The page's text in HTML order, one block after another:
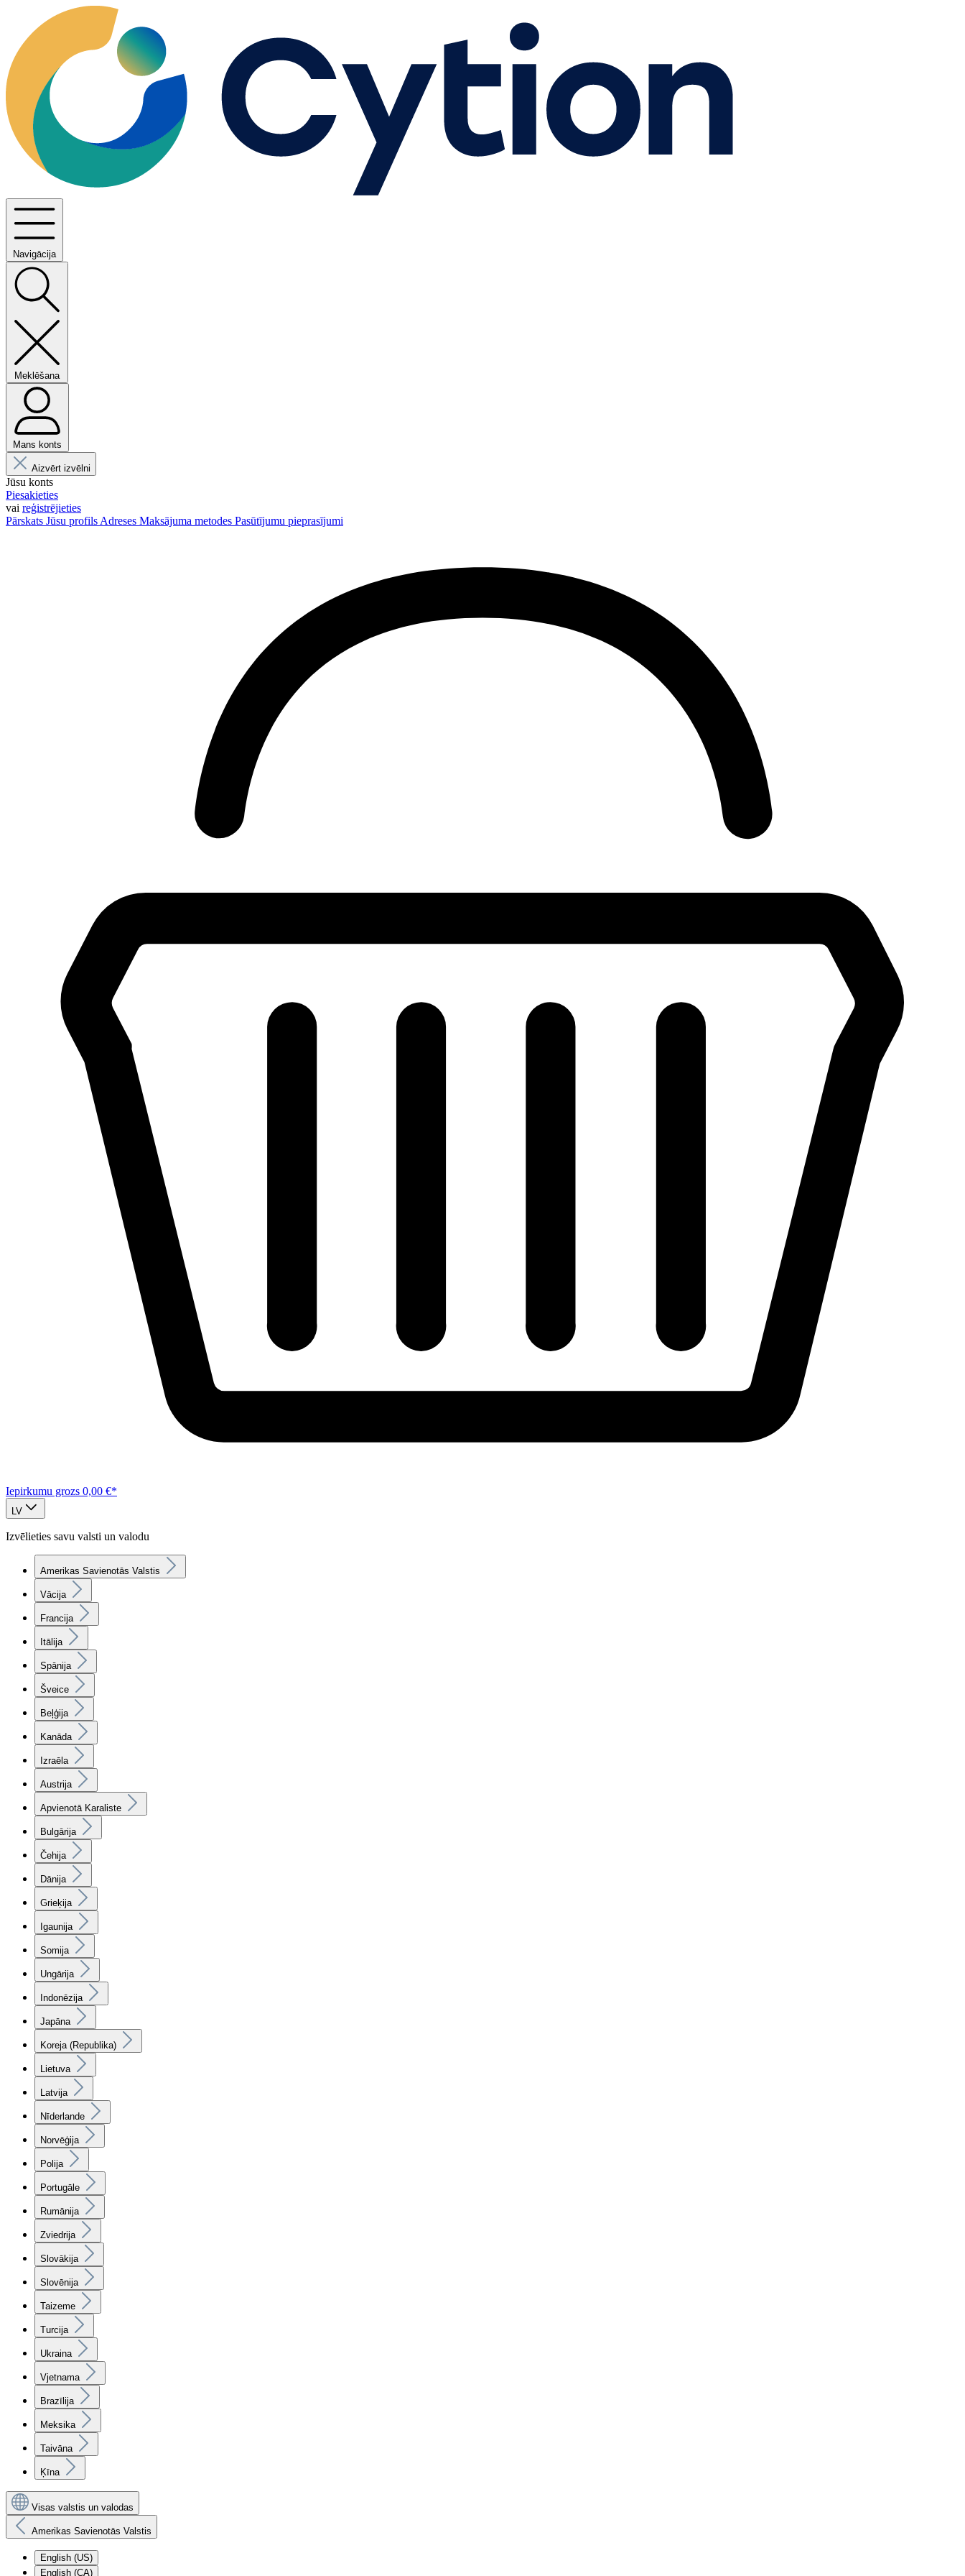
Navigācija
Meklēšana
Mans konts
Aizvērt izvēlni
Jūsu konts
Piesakieties
vai reģistrējieties
Pārskats Jūsu profils Adreses Maksājuma metodes Pasūtījumu pieprasījumi
Iepirkumu grozs 0,00 €*
LV
Izvēlieties savu valsti un valodu
Amerikas Savienotās Valstis
Vācija
Francija
Itālija
Spānija
Šveice
Beļģija
Kanāda
Izraēla
Austrija
Apvienotā Karaliste
Bulgārija
Čehija
Dānija
Grieķija
Igaunija
Somija
Ungārija
Indonēzija
Japāna
Koreja (Republika)
Lietuva
Latvija
Nīderlande
Norvēģija
Polija
Portugāle
Rumānija
Zviedrija
Slovākija
Slovēnija
Taizeme
Turcija
Ukraina
Vjetnama
Brazīlija
Meksika
Taivāna
Ķīna
Visas valstis un valodas
Amerikas Savienotās Valstis
English (US)
English (CA)